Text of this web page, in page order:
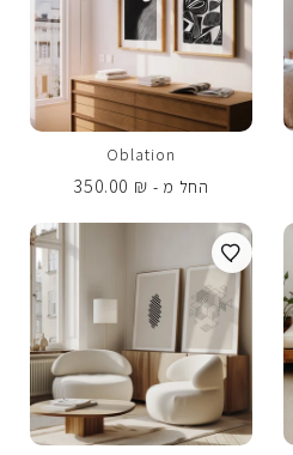
Oblation
החל מ -
350.00 ₪